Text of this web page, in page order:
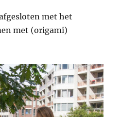
met het
met (origami)